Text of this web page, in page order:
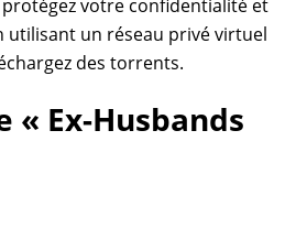
protégez votre confidentialité et
utilisant un réseau privé virtuel
des torrents.
« Ex-Husbands